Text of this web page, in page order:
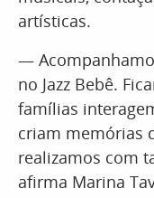
artísticas.
—
no Jazz Bebê.
famílias
criam memórias
realizamos com
afirma Marina